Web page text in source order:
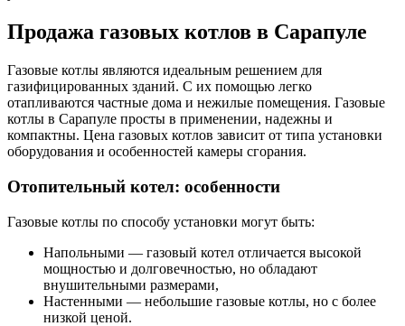
Продажа газовых котлов в Сарапуле
Газовые котлы являются идеальным решением для
газифицированных зданий. С их помощью легко
отапливаются частные дома и нежилые помещения. Газовые
котлы в Сарапуле просты в применении, надежны и
компактны. Цена газовых котлов зависит от типа установки
оборудования и особенностей камеры сгорания.
Отопительный котел: особенности
Газовые котлы по способу установки могут быть:
Напольными — газовый котел отличается высокой
мощностью и долговечностью, но обладают
внушительными размерами,
Настенными — небольшие газовые котлы, но с более
низкой ценой.